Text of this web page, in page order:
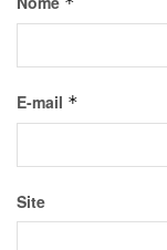
E-mail *
Site